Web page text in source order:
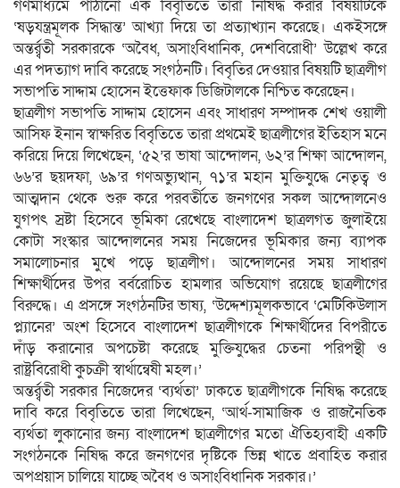
গণমাধ্যমে পাঠানো এক বিবৃতিতে তারা নিষিদ্ধ করার বিষয়টিকে
‘ষড়যন্ত্রমূলক সিদ্ধান্ত’ আখ্যা দিয়ে তা প্রত্যাখ্যান করেছে। একইসঙ্গে
অন্তর্র্বতী সরকারকে ‘অবৈধ, অসাংবিধানিক, দেশবিরোধী’ উল্লেখ করে
এর পদত্যাগ দাবি করেছে সংগঠনটি। বিবৃতির দেওয়ার বিষয়টি ছাত্রলীগ
সভাপতি সাদ্দাম হোসেন ইত্তেফাক ডিজিটালকে নিশ্চিত করেছেন।
ছাত্রলীগ সভাপতি সাদ্দাম হোসেন এবং সাধারণ সম্পাদক শেখ ওয়ালী
আসিফ ইনান স্বাক্ষরিত বিবৃতিতে তারা প্রথমেই ছাত্রলীগের ইতিহাস মনে
করিয়ে দিয়ে লিখেছেন, ‘৫২’র ভাষা আন্দোলন, ৬২’র শিক্ষা আন্দোলন,
৬৬’র ছয়দফা, ৬৯’র গণঅভ্যুত্থান, ৭১’র মহান মুক্তিযুদ্ধে নেতৃত্ব ও
আত্মদান থেকে শুরু করে পরবর্তীতে জনগণের সকল আন্দোলনেও
যুগপৎ স্রষ্টা হিসেবে ভূমিকা রেখেছে বাংলাদেশ ছাত্রলগত জুলাইয়ে
কোটা সংস্কার আন্দোলনের সময় নিজেদের ভূমিকার জন্য ব্যাপক
সমালোচনার মুখে পড়ে ছাত্রলীগ। আন্দোলনের সময় সাধারণ
শিক্ষার্থীদের উপর বর্বরোচিত হামলার অভিযোগ রয়েছে ছাত্রলীগের
বিরুদ্ধে। এ প্রসঙ্গে সংগঠনটির ভাষ্য, ‘উদ্দেশ্যমূলকভাবে ‘মেটিকিউলাস
প্ল্যানের’ অংশ হিসেবে বাংলাদেশ ছাত্রলীগকে শিক্ষার্থীদের বিপরীতে
দাঁড় করানোর অপচেষ্টা করেছে মুক্তিযুদ্ধের চেতনা পরিপন্থী ও
রাষ্ট্রবিরোধী কুচক্রী স্বার্থান্বেষী মহল।’
অন্তর্র্বতী সরকার নিজেদের ‘ব্যর্থতা’ ঢাকতে ছাত্রলীগকে নিষিদ্ধ করেছে
দাবি করে বিবৃতিতে তারা লিখেছেন, ‘আর্থ-সামাজিক ও রাজনৈতিক
ব্যর্থতা লুকানোর জন্য বাংলাদেশ ছাত্রলীগের মতো ঐতিহ্যবাহী একটি
সংগঠনকে নিষিদ্ধ করে জনগণের দৃষ্টিকে ভিন্ন খাতে প্রবাহিত করার
অপপ্রয়াস চালিয়ে যাচ্ছে অবৈধ ও অসাংবিধানিক সরকার।’